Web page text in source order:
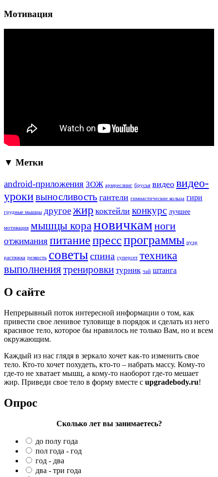
Мотивация
▼ Метки
android-приложения ЗОЖ армреслинг брусья видео видео-
урокивыносливость гантели гимнастические кольца гири
грудные мышцы другоежир коктейли конкурс лучшее
мотивация мышцы корановичкамноги
отжиманияпитаниепресспрограммы пуэр
растяжка резкость советыспина суперсет техника
выполнения тренировки турник чай штанга
О сайте
Непрерывный поток интересной информации о том, как
привести свое ленивое туловище в порядок и сделать из него
красивое тело, которое бы нравилось не только Вам, но и всем
окружающим.
Каждый из нас глядя в зеркало хочет как-то изменить свое
тело. Кто-то хочет похудеть, кто-то – набрать массу. Кому-то
где-то не хватает мышц, а кому-то наоборот где-то мешает
жир. Приведи свое тело в форму вместе с upgradebody.ru!
Опрос
Сколько лет вы занимаетесь?
до полу года
пол года - год
год - два
два - три года